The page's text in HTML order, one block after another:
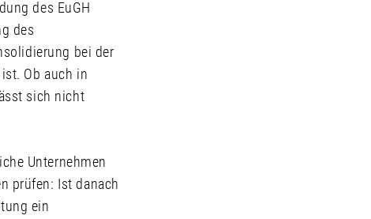
des EuGH
des
bei der
Ob auch in
sich nicht
Unternehmen
prüfen: Ist danach
ein